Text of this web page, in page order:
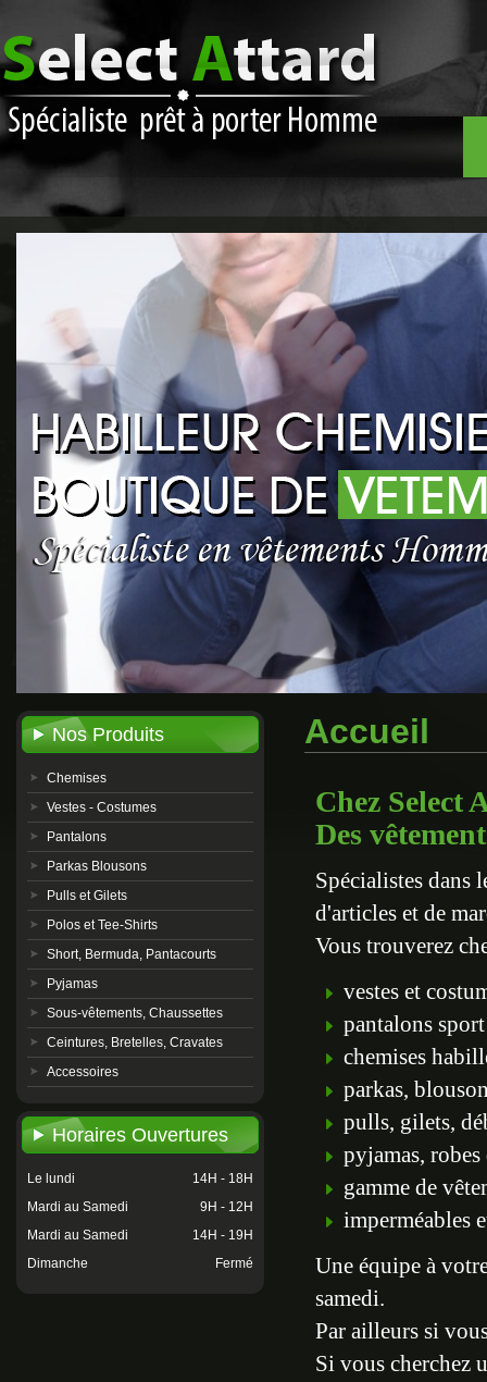
Nos Produits
Chemises
Vestes - Costumes
Pantalons
Parkas Blousons
Pulls et Gilets
Polos et Tee-Shirts
Short, Bermuda, Pantacourts
Pyjamas
Sous-vêtements, Chaussettes
Ceintures, Bretelles, Cravates
Accessoires
Horaires Ouvertures
Le lundi
14H - 18H
Mardi au Samedi
9H - 12H
Mardi au Samedi
14H - 19H
Dimanche
Fermé
Accueil
Chez Select
Des
Spécialistes dans
d'articles et de
Vous trouverez
vestes et
pantalons
chemises
parkas,
pulls, gilets,
pyjamas, robes
gamme de
imperméables
Une équipe à
samedi.
Par ailleurs si
Si vous cherchez